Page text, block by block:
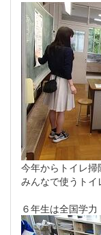
今年からトイレ掃
みんなで使うトイ
６年生は全国学力